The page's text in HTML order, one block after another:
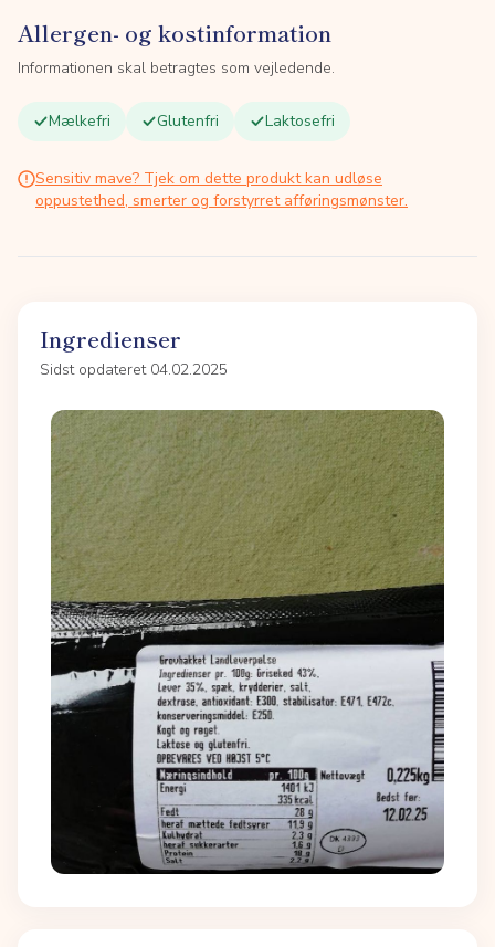
Allergen- og kostinformation
Informationen skal betragtes som vejledende.
Mælkefri Glutenfri Laktosefri
Sensitiv mave? Tjek om dette produkt kan udløse
oppustethed, smerter og forstyrret afføringsmønster.
Ingredienser
Sidst opdateret 04.02.2025